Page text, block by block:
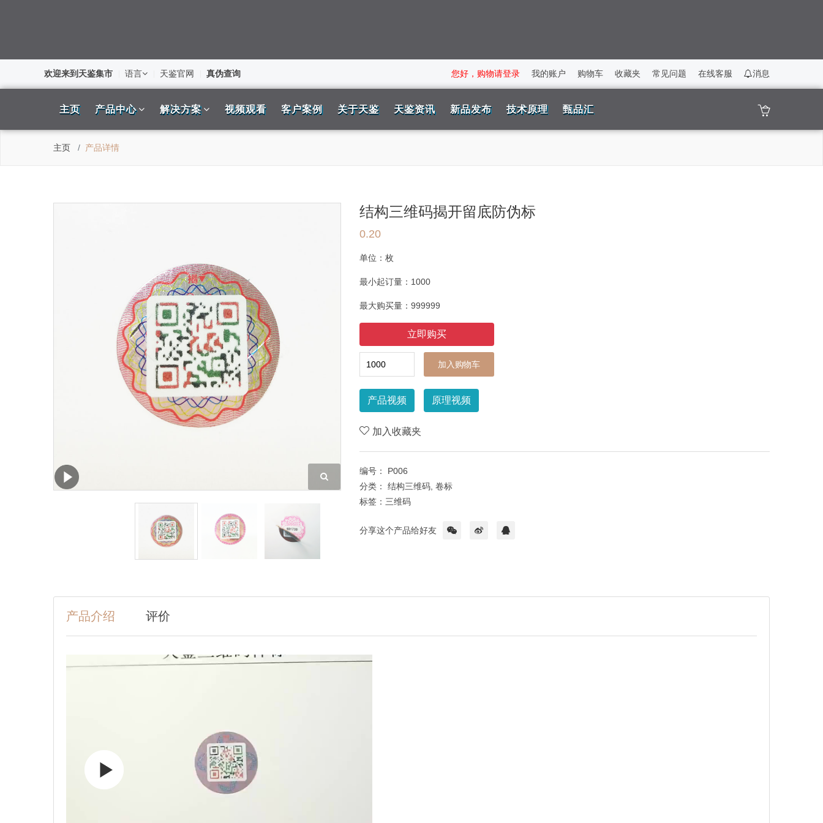
欢迎来到天鉴集市 语言 天鉴官网 真伪查询 您好，购物请登录 我的账户 购物车 收藏夹 常见问题 在线客服 消息
主页 产品中心 解决方案 视频观看 客户案例 关于天鉴 天鉴资讯 新品发布 技术原理 甄品汇
主页 产品详情
结构三维码揭开留底防伪标
0.20
单位： 枚
最小起订量： 1000
最大购买量： 999999
加入购物车
产品视频 原理视频
加入收藏夹
编号： P006
分类： 结构三维码, 卷标
标签： 三维码
分享这个产品给好友
产品介绍 评价